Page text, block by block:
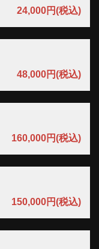
24,000円(税込)
48,000円(税込)
160,000円(税込)
150,000円(税込)